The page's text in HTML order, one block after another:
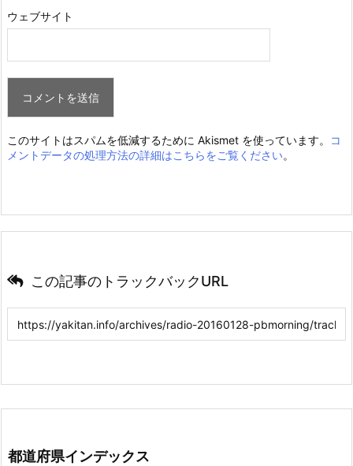
ウェブサイト
このサイトはスパムを低減するために Akismet を使っています。
コ
メントデータの処理方法の詳細はこちらをご覧ください。
この記事のトラックバックURL
都道府県インデックス